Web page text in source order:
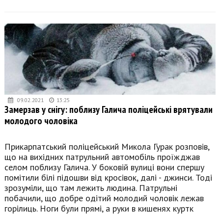
09.02.2021 13:25
Замерзав у снігу: поблизу Галича поліцейські врятували
молодого чоловіка
Прикарпатський поліцейський Микола Гурак розповів,
що на вихідних патрульний автомобіль проїжджав
селом поблизу Галича. У боковій вулиці вони спершу
помітили білі підошви від кросівок, далі - джинси. Тоді
зрозуміли, що там лежить людина. Патрульні
побачили, що добре одітий молодий чоловік лежав
горілиць. Ноги були прямі, а руки в кишенях куртк